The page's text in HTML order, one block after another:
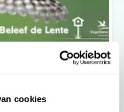
cookies